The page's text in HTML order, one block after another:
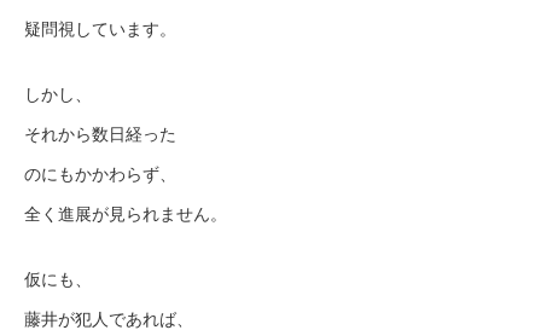
疑問視しています。
しかし、
それから数日経った
のにもかかわらず、
全く進展が見られません。
仮にも、
藤井が犯人であれば、